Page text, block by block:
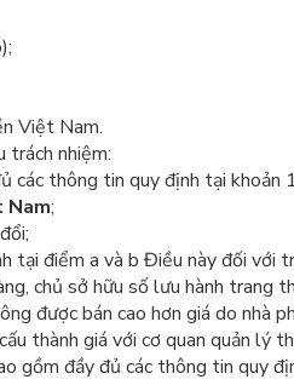
Việt Nam.
trách nhiệm:
các thông tin quy định tại
;
tại điểm a và b Điều này đối
chủ sở hữu số lưu hành trang
được bán cao hơn giá do nhà
thành giá với cơ quan quản lý
gồm đầy đủ các thông tin quy